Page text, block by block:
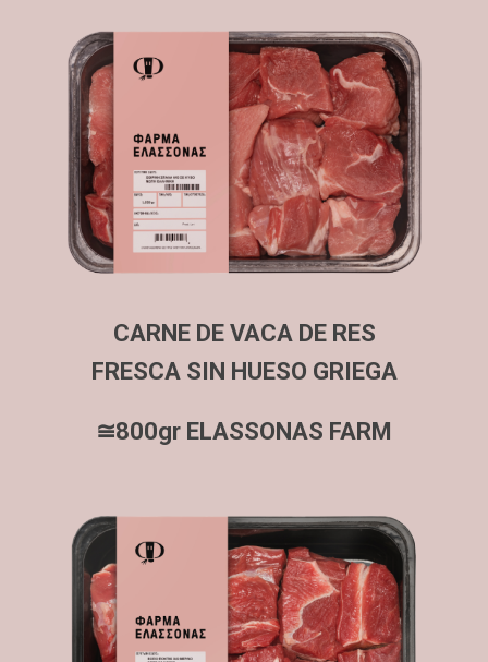
CARNE DE VACA DE RES
FRESCA SIN HUESO GRIEGA
≅800gr ELASSONAS FARM